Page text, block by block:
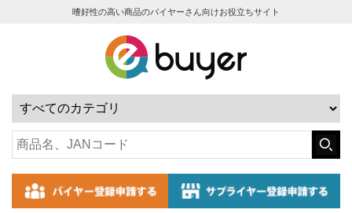
嗜好性の高い商品のバイヤーさん向けお役立ちサイト